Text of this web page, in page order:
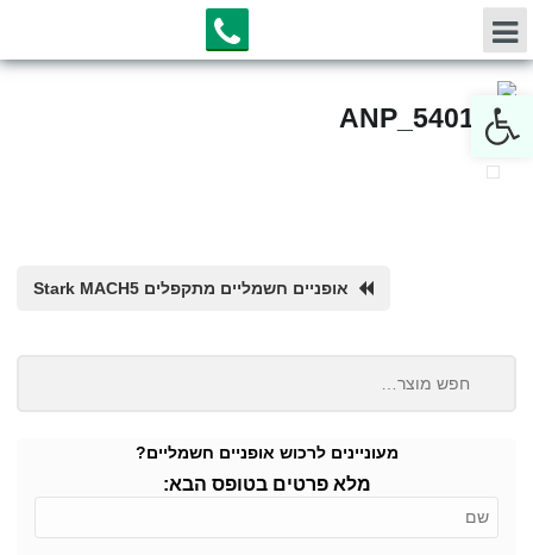
ANP_5401_f
‏אופניים חשמליים ‏מתקפלים Stark MACH5
מעוניינים לרכוש אופניים חשמליים?
מלא פרטים בטופס הבא:
Open toolbar